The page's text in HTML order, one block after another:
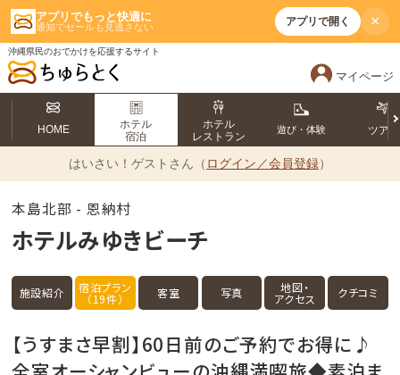
アプリでもっと快適に
通知でセールも見逃さない アプリで開く ×
沖縄県民のおでかけを応援するサイト
マイページ
HOME
ホテル
宿泊
ホテル
レストラン
遊び・体験 ツアー
はいさい！ ゲストさん（ ログイン／会員登録）
本島北部 - 恩納村
ホテルみゆきビーチ
施設紹介 宿泊プラン
（19件） 客室 写真 地図・
アクセス クチコミ
【うすまさ早割】60日前のご予約でお得に♪